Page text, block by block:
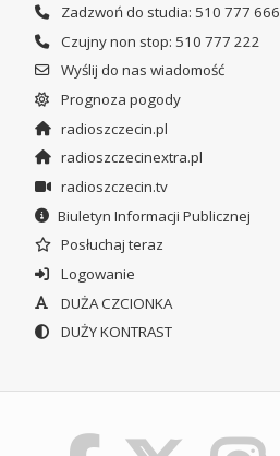
Zadzwoń do studia: 510 777 666
Czujny non stop: 510 777 222
Wyślij do nas wiadomość
Prognoza pogody
radioszczecin.pl
radioszczecinextra.pl
radioszczecin.tv
Biuletyn Informacji Publicznej
Posłuchaj teraz
Logowanie
DUŻA CZCIONKA
DUŻY KONTRAST